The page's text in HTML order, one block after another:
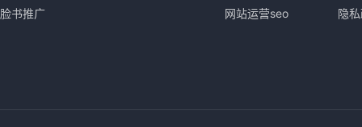
脸书推广 网站运营seo 隐